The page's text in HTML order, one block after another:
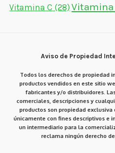
Vitamina C (28) Vitamina
Aviso de Propiedad
Todos los derechos de propiedad
productos vendidos en este sitio
fabricantes y/o distribuidores.
comerciales, descripciones y
productos son propiedad
únicamente con fines descriptivos e
un intermediario para la
reclama ningún derecho